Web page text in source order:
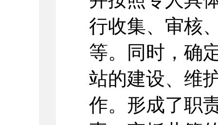
行收集、审核
等。同时，确
站的建设、维
作。形成了职